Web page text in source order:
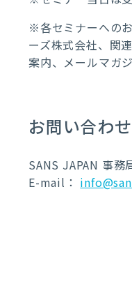
※各セミナーへの
ーズ株式会社、関
案内、メールマガ
お問い合わ
SANS JAPAN 事務
E-mail：